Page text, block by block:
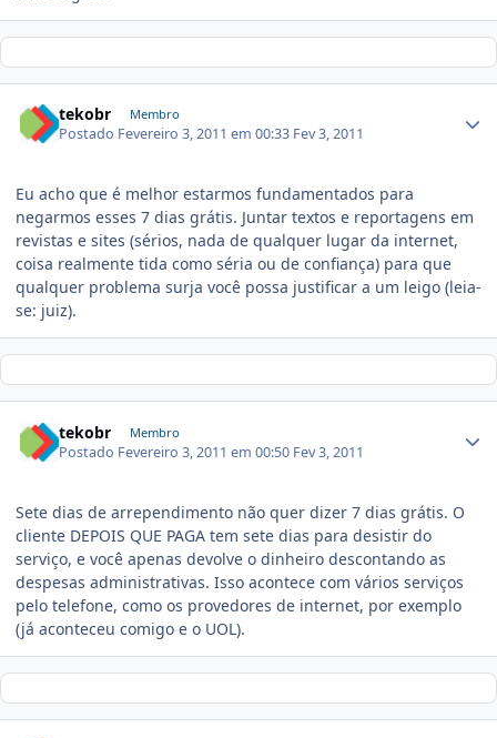
tekobr Membro
Postado Fevereiro 3, 2011 em 00:33 Fev 3, 2011
Eu acho que é melhor estarmos fundamentados para
negarmos esses 7 dias grátis. Juntar textos e reportagens em
revistas e sites (sérios, nada de qualquer lugar da internet,
coisa realmente tida como séria ou de confiança) para que
qualquer problema surja você possa justificar a um leigo (leia-
se: juiz).
tekobr Membro
Postado Fevereiro 3, 2011 em 00:50 Fev 3, 2011
Sete dias de arrependimento não quer dizer 7 dias grátis. O
cliente DEPOIS QUE PAGA tem sete dias para desistir do
serviço, e você apenas devolve o dinheiro descontando as
despesas administrativas. Isso acontece com vários serviços
pelo telefone, como os provedores de internet, por exemplo
(já aconteceu comigo e o UOL).